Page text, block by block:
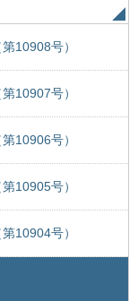
10908号）
10907号）
10906号）
10905号）
10904号）